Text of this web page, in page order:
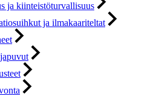
ja kiinteistöturvallisuus
ja ilmakaariteltat